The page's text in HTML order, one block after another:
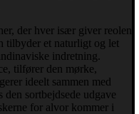
der hver især giver reolen
tilbyder et naturligt og let
indretning.
tilfører den mørke,
ideelt sammen med
sortbejdsede udgave
for alvor kommer i